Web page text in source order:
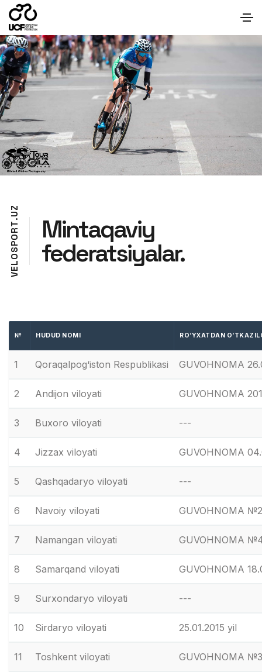
V
E
L
O
S
P
O
R
T
.
U
Z
Mintaqaviy
federatsiyalar.
№ HUDUD NOMI RO‘YXATDAN
1 Qoraqalpog‘iston Respublikasi GUVOHNOMA
2 Andijon viloyati GUVOHNOMA
3 Buxoro viloyati ---
4 Jizzax viloyati GUVOHNOMA
5 Qashqadaryo viloyati ---
6 Navoiy viloyati GUVOHNOMA
7 Namangan viloyati GUVOHNOMA
8 Samarqand viloyati GUVOHNOMA
9 Surxondaryo viloyati ---
10 Sirdaryo viloyati 25.01.2015 yil
11 Toshkent viloyati GUVOHNOMA